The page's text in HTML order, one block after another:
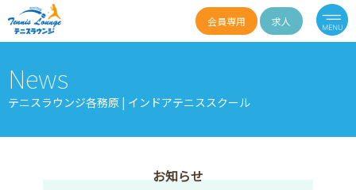
会員専用 求人
News
テニスラウンジ各務原 | インドアテニススクール
お知らせ